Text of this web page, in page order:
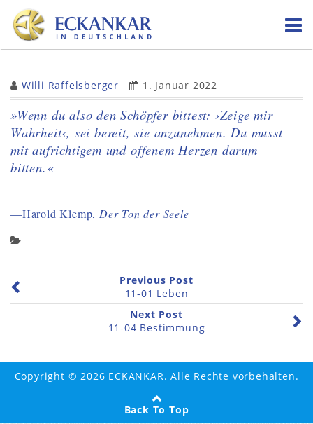
Skip
content
Willi Raffelsberger 1. Januar 2022
»Wenn du also den Schöpfer bittest: ›Zeige mir
Wahrheit‹, sei bereit, sie anzunehmen. Du musst
mit aufrichtigem und offenem Herzen darum
bitten.«
—Harold Klemp, Der Ton der Seele
Previous Post
11-01 Leben
Next Post
11-04 Bestimmung
Copyright © 2026 ECKANKAR. Alle Rechte vorbehalten.
Back To Top